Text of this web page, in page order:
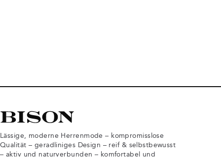
Lässige, moderne Herrenmode – kompromisslose
Qualität – geradliniges Design – reif & selbstbewusst
– aktiv und naturverbunden – komfortabel und